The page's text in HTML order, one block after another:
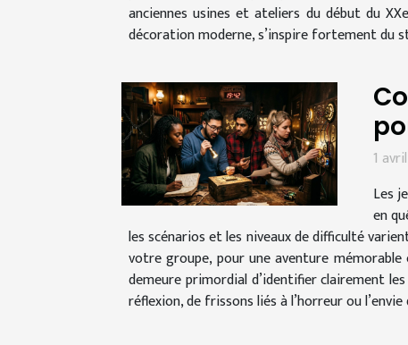
anciennes usines et ateliers du début du
décoration moderne, s’inspire fortement du
1
Les
en
les scénarios et les niveaux de difficulté
votre groupe, pour une aventure
demeure primordial d’identifier clairement
réflexion, de frissons liés à l’horreur ou l’envie